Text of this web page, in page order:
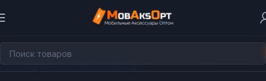
Главная Кабели и переходники Кабели Type-C